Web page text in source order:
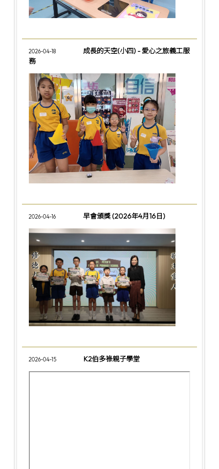
2026-04-18
成長的天空(小四) - 愛心之旅義工服
務
2026-04-16 早會頒獎 (2026年4月16日)
2026-04-15 K2伯多祿親子學堂